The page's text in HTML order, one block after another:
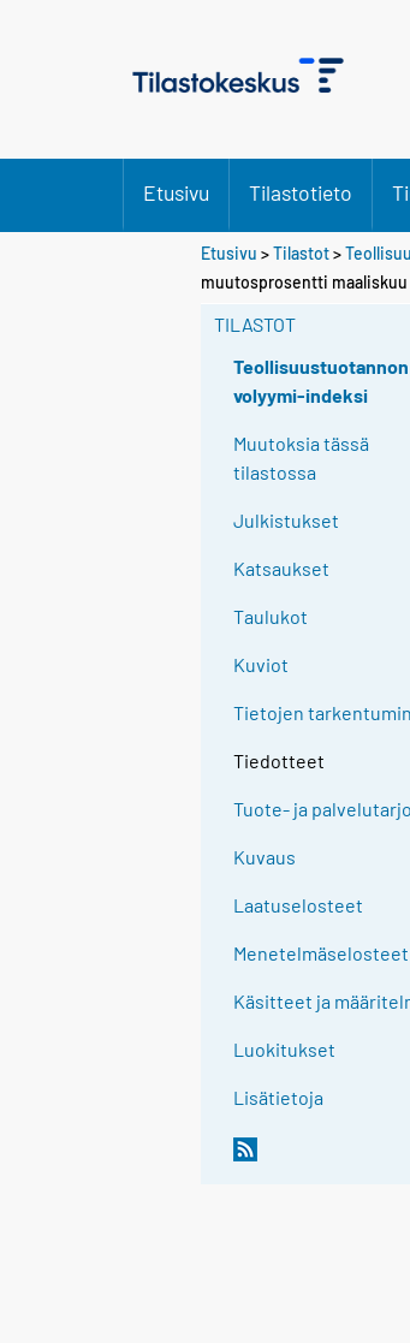
Etusivu Tilastotieto
Etusivu >Tilastot>
muutosprosentti maaliskuu
TILASTOT
Teollisuustuotannon
volyymi-indeksi
Muutoksia tässä
tilastossa
Julkistukset
Katsaukset
Taulukot
Kuviot
Tietojen
Tiedotteet
Tuote- ja
Kuvaus
Laatuselosteet
Menetelmäselosteet
Käsitteet ja
Luokitukset
Lisätietoja